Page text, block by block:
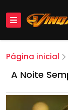
Página inicial
A Noite